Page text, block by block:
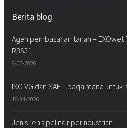
Berita blog
Agen pembasahan tanah – EXOwet
R3831
9-07-2026
ISO VG dan SAE – bagaimana
16-04-2026
Jenis-jenis pelincir perindustrian